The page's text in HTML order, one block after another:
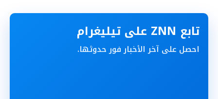
تابع ZNN على تيليغرام
احصل على آخر الأخبار فور حدوثها.